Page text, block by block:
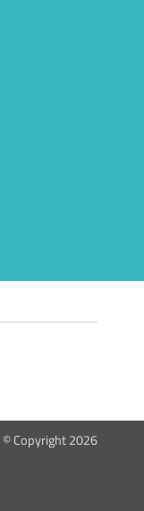
Copyright 2026 ©